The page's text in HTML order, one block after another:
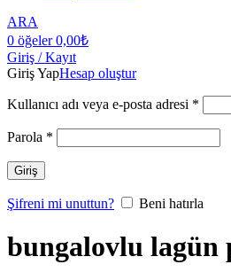
ARA
0 öğeler 0,00₺
Giriş / Kayıt
Giriş YapHesap oluştur
Kullanıcı adı veya e-posta adresi *
Parola *
Giriş
Şifreni mi unuttun? Beni hatırla
bungalovlu lagün